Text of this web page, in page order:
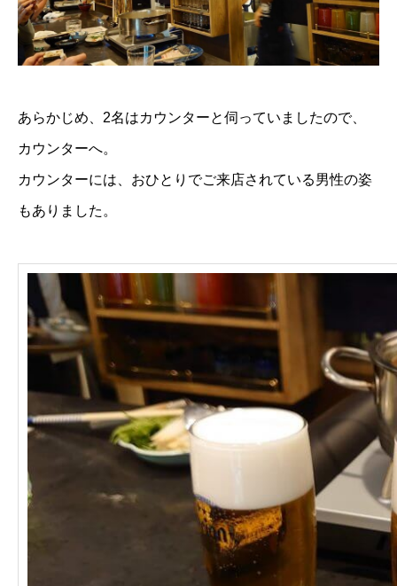
あらかじめ、2名はカウンターと伺っていましたので、
カウンターへ。
カウンターには、おひとりでご来店されている男性の姿
もありました。